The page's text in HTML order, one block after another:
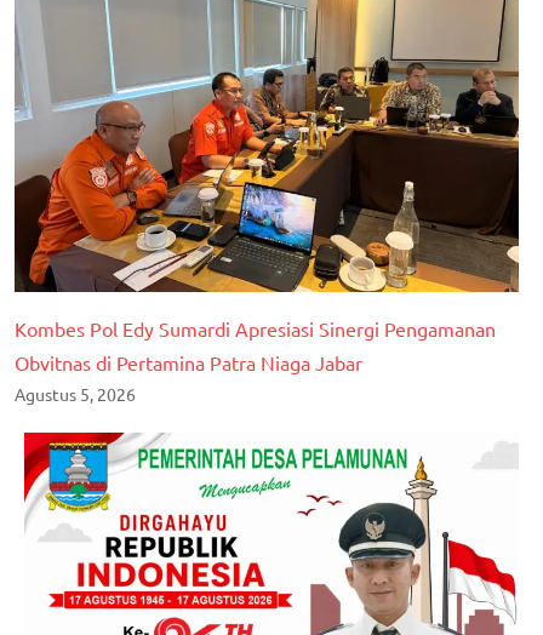
Kombes Pol Edy Sumardi Apresiasi Sinergi Pengamanan
Obvitnas di Pertamina Patra Niaga Jabar
Agustus 5, 2026